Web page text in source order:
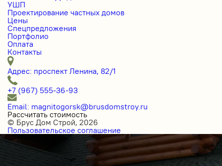
УШП
Проектирование частных домов
Цены
Спецпредложения
Портфолио
Оплата
Контакты
Адрес: проспект Ленина, 82/1
+7 (967) 555-36-93
Email: magnitogorsk@brusdomstroy.ru
Рассчитать стоимость
© Брус Дом Строй, 2026
Пользовательское соглашение